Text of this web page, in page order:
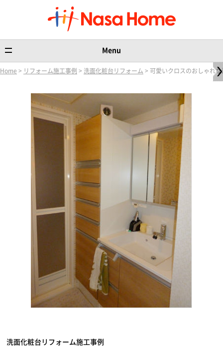
Menu
Home > リフォーム施工事例 > 洗面化粧台リフォーム > 可愛いクロスのおしゃれな
洗面化粧台リフォーム施工事例